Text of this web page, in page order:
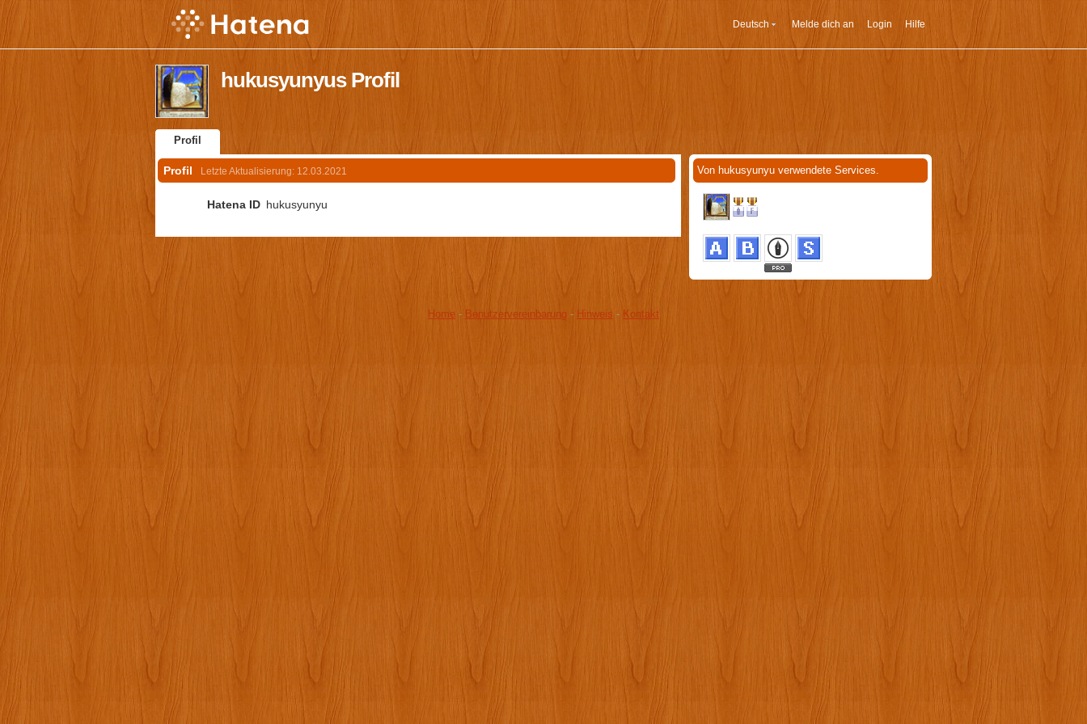
Deutsch Melde dich an Login Hilfe
hukusyunyus Profil
Profil
Profil Letzte Aktualisierung: 12.03.2021
Hatena ID hukusyunyu
Von hukusyunyu verwendete Services.
Home - Benutzervereinbarung - Hinweis - Kontakt